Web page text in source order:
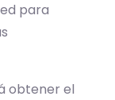
para
obtener el